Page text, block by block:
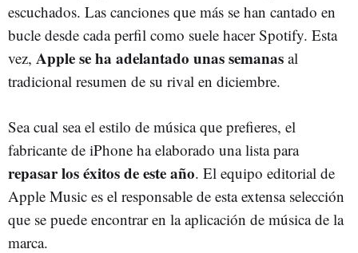
escuchados. Las canciones que más se han cantado en
bucle desde cada perfil como suele hacer Spotify. Esta
vez, Apple se ha adelantado unas semanas al
tradicional resumen de su rival en diciembre.
Sea cual sea el estilo de música que prefieres, el
fabricante de iPhone ha elaborado una lista para
repasar los éxitos de este año. El equipo editorial de
Apple Music es el responsable de esta extensa selección
que se puede encontrar en la aplicación de música de la
marca.